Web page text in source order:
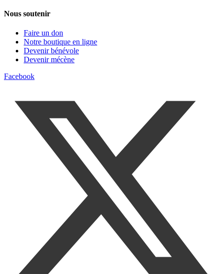
Nous soutenir
Faire un don
Notre boutique en ligne
Devenir bénévole
Devenir mécène
Facebook